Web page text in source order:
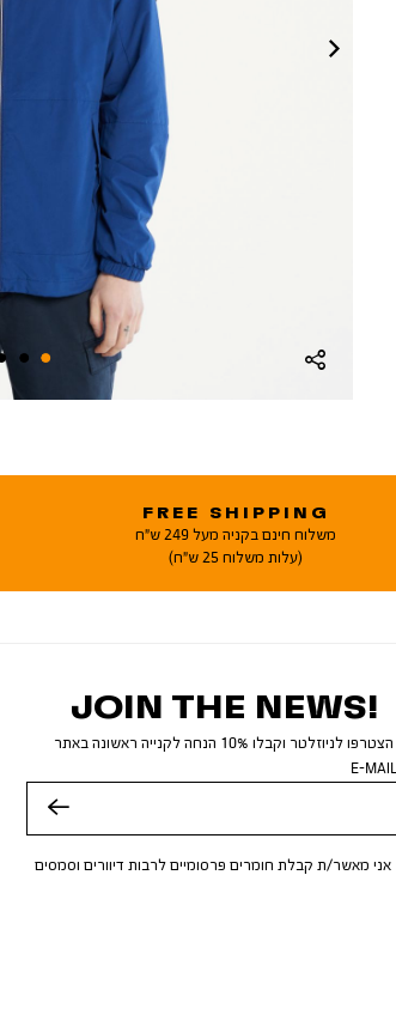
FREE SHIPPING
משלוח חינם בקניה מעל 249 ש"ח
(עלות משלוח 25 ש"ח)
JOIN THE NEWS!
הצטרפו לניוזלטר וקבלו 10% הנחה לקנייה ראשונה באתר
E-MAIL
אני מאשר/ת קבלת חומרים פרסומיים לרבות דיוורים וסמסים